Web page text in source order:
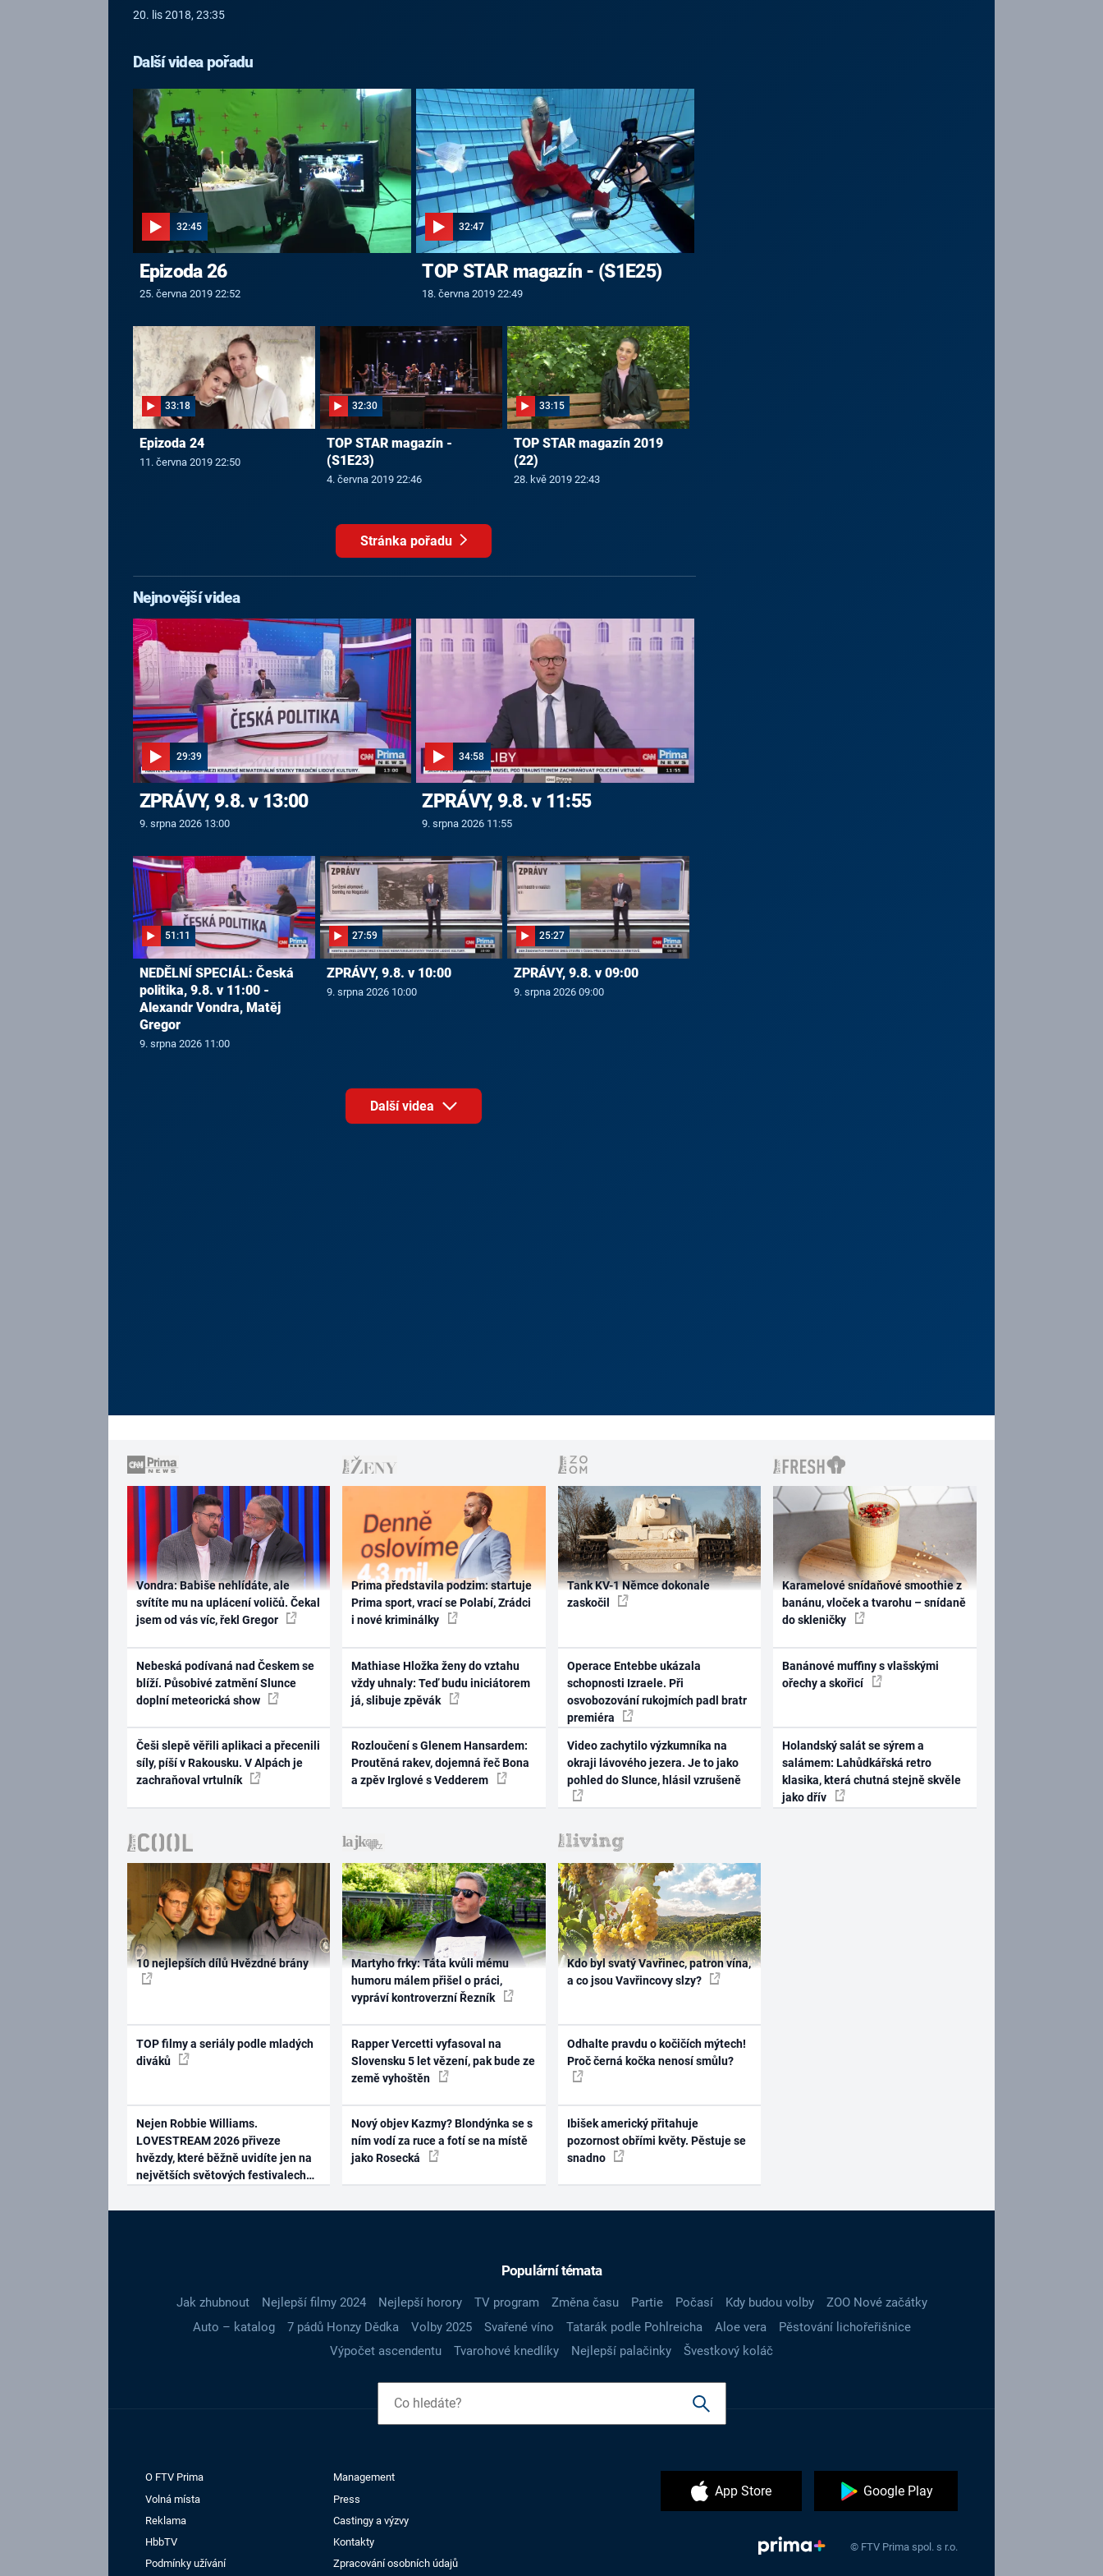
20. lis 2018, 23:35
Další videa pořadu
32:45
Epizoda 26
25. června 2019 22:52
32:47
TOP STAR magazín - (S1E25)
18. června 2019 22:49
33:18
Epizoda 24
11. června 2019 22:50
32:30
TOP STAR magazín -
(S1E23)
4. června 2019 22:46
33:15
TOP STAR magazín 2019
(22)
28. kvě 2019 22:43
Stránka pořadu
Nejnovější videa
29:39
ZPRÁVY, 9.8. v 13:00
9. srpna 2026 13:00
34:58
ZPRÁVY, 9.8. v 11:55
9. srpna 2026 11:55
51:11
NEDĚLNÍ SPECIÁL: Česká
politika, 9.8. v 11:00 -
Alexandr Vondra, Matěj
Gregor
9. srpna 2026 11:00
27:59
ZPRÁVY, 9.8. v 10:00
9. srpna 2026 10:00
25:27
ZPRÁVY, 9.8. v 09:00
9. srpna 2026 09:00
Další videa
Vondra: Babiše nehlídáte, ale
svítíte mu na uplácení voličů. Čekal
jsem od vás víc, řekl Gregor
Nebeská podívaná nad Českem se
blíží. Působivé zatmění Slunce
doplní meteorická show
Češi slepě věřili aplikaci a přecenili
síly, píší v Rakousku. V Alpách je
zachraňoval vrtulník
Prima představila podzim: startuje
Prima sport, vrací se Polabí, Zrádci
i nové kriminálky
Mathiase Hložka ženy do vztahu
vždy uhnaly: Teď budu iniciátorem
já, slibuje zpěvák
Rozloučení s Glenem Hansardem:
Proutěná rakev, dojemná řeč Bona
a zpěv Irglové s Vedderem
Tank KV-1 Němce dokonale
zaskočil
Operace Entebbe ukázala
schopnosti Izraele. Při
osvobozování rukojmích padl bratr
premiéra
Video zachytilo výzkumníka na
okraji lávového jezera. Je to jako
pohled do Slunce, hlásil vzrušeně
Karamelové snídaňové smoothie z
banánu, vloček a tvarohu – snídaně
do skleničky
Banánové muffiny s vlašskými
ořechy a skořicí
Holandský salát se sýrem a
salámem: Lahůdkářská retro
klasika, která chutná stejně skvěle
jako dřív
10 nejlepších dílů Hvězdné brány
TOP filmy a seriály podle mladých
diváků
Nejen Robbie Williams.
LOVESTREAM 2026 přiveze
hvězdy, které běžně uvidíte jen na
největších světových festivalech
Martyho frky: Táta kvůli mému
humoru málem přišel o práci,
vypráví kontroverzní Řezník
Rapper Vercetti vyfasoval na
Slovensku 5 let vězení, pak bude ze
země vyhoštěn
Nový objev Kazmy? Blondýnka se s
ním vodí za ruce a fotí se na místě
jako Rosecká
Kdo byl svatý Vavřinec, patron vína,
a co jsou Vavřincovy slzy?
Odhalte pravdu o kočičích mýtech!
Proč černá kočka nenosí smůlu?
Ibišek americký přitahuje
pozornost obřími květy. Pěstuje se
snadno
Populární témata
Jak zhubnout Nejlepší filmy 2024 Nejlepší horory TV program Změna času Partie Počasí Kdy budou volby
ZOO Nové začátky
Auto – katalog
7 pádů Honzy Dědka Volby 2025 Svařené víno Tatarák podle Pohlreicha Aloe vera
Pěstování lichořeřišnice
Výpočet ascendentu
Tvarohové knedlíky Nejlepší palačinky Švestkový koláč
O FTV Prima
Management
Volná místa
Press
Reklama
Castingy a výzvy
HbbTV
Kontakty
Podmínky užívání
Zpracování osobních údajů
App Store Google Play
© FTV Prima spol. s r.o.